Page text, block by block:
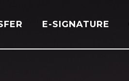
E-SIGNATURE